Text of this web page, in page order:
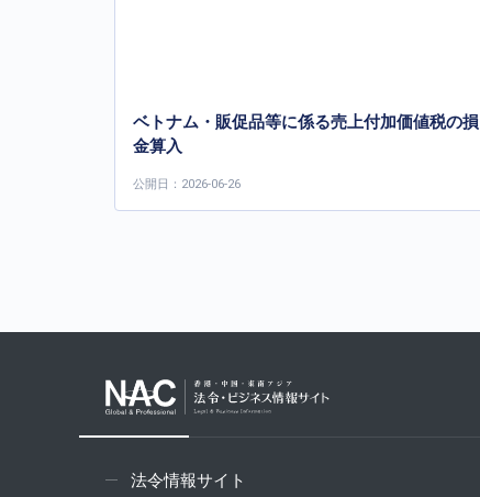
ベトナム・販促品等に係る売上付加価値税の損
金算入
公開日：2026-06-26
法令情報サイト